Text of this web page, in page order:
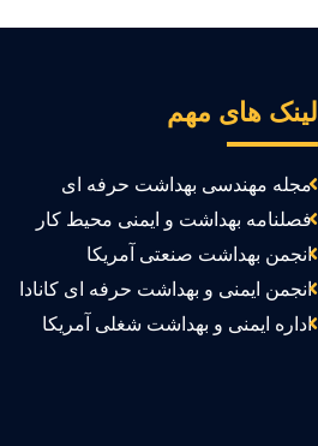
لینک های مهم
مجله مهندسی بهداشت حرفه ای
فصلنامه بهداشت و ایمنی محیط کار
انجمن بهداشت صنعتی آمریکا
انجمن ایمنی و بهداشت حرفه ای کانادا
اداره ایمنی و بهداشت شغلی آمریکا